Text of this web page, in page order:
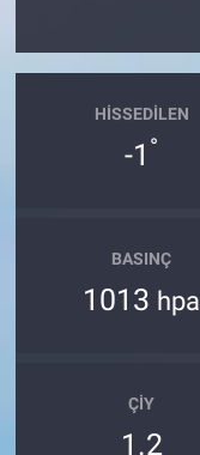
HISSEDILEN
-1 °
BASINÇ
1013 hpa
ÇIY
1.2